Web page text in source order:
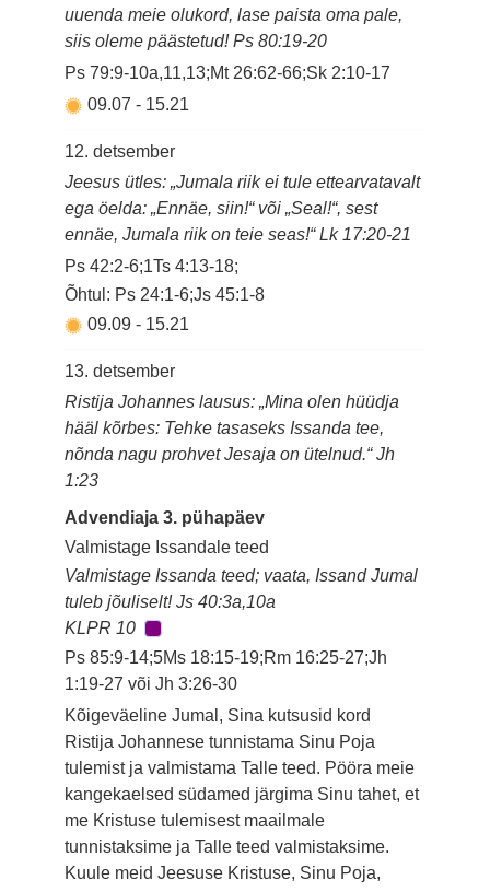
uuenda meie olukord, lase paista oma pale,
siis oleme päästetud! Ps 80:19-20
Ps 79:9-10a,11,13;Mt 26:62-66;Sk 2:10-17
09.07- 15.21
12. detsember
Jeesus ütles: „Jumala riik ei tule ettearvatavalt
ega öelda: „Ennäe, siin!“ või „Seal!“, sest
ennäe, Jumala riik on teie seas!“ Lk 17:20-21
Ps 42:2-6;1Ts 4:13-18;
Õhtul: Ps 24:1-6;Js 45:1-8
09.09- 15.21
13. detsember
Ristija Johannes lausus: „Mina olen hüüdja
hääl kõrbes: Tehke tasaseks Issanda tee,
nõnda nagu prohvet Jesaja on ütelnud.“ Jh
1:23
Advendiaja 3. pühapäev
Valmistage Issandale teed
Valmistage Issanda teed; vaata, Issand Jumal
tuleb jõuliselt! Js 40:3a,10a
KLPR 10
Ps 85:9-14;5Ms 18:15-19;Rm 16:25-27;Jh
1:19-27 või Jh 3:26-30
Kõigeväeline Jumal, Sina kutsusid kord
Ristija Johannese tunnistama Sinu Poja
tulemist ja valmistama Talle teed. Pööra meie
kangekaelsed südamed järgima Sinu tahet, et
me Kristuse tulemisest maailmale
tunnistaksime ja Talle teed valmistaksime.
Kuule meid Jeesuse Kristuse, Sinu Poja,